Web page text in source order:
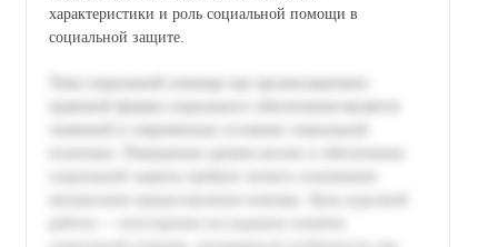
характеристики и роль социальной помощи в
социальной защите.